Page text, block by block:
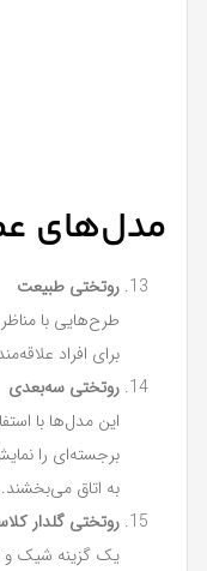
مدل‌های
روتختی طبیعت
طرح‌هایی با
برای افراد
روتختی سه‌بعدی
این مدل‌ها با
برجسته‌ای را
به اتاق می‌بخشند.
روتختی گلدار
یک گزینه شیک و